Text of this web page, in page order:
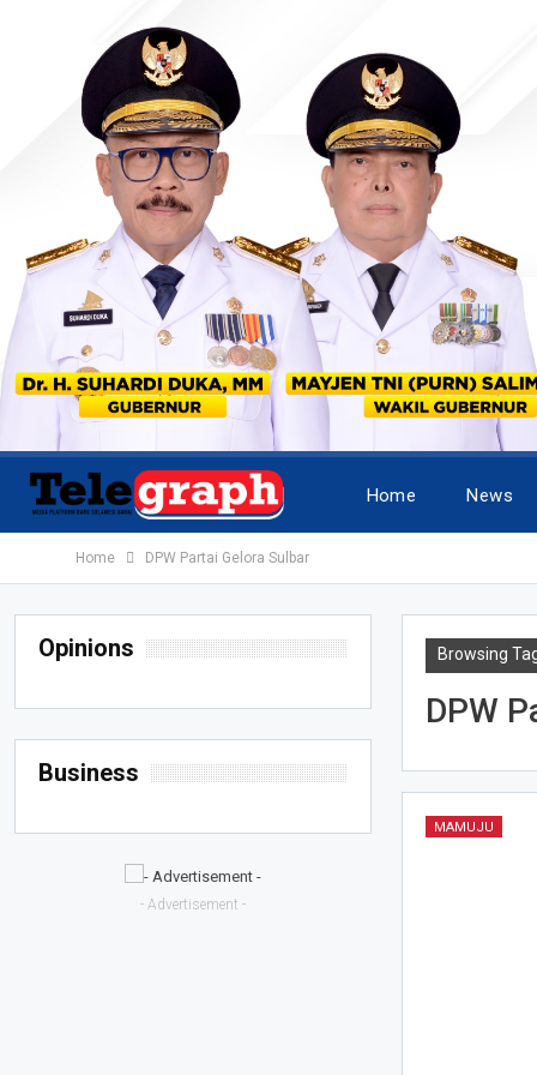
Home News
Home DPW Partai Gelora Sulbar
Browsing
DPW
MAMUJU
Opinions
Business
- Advertisement -